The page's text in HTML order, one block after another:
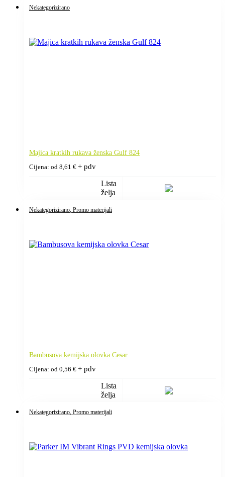
Nekategorizirano
Majica kratkih rukava ženska Gulf 824
Cijena: od 8,61 € + pdv
Lista
želja
Nekategorizirano , Promo materijali
Bambusova kemijska olovka Cesar
Cijena: od 0,56 € + pdv
Lista
želja
Nekategorizirano , Promo materijali